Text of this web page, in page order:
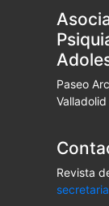
Paseo
Revista